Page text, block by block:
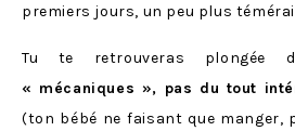
premiers jours, un peu plus
Tu te retrouveras plongée
« mécaniques », pas du tout
(ton bébé ne faisant que manger,